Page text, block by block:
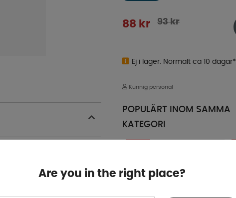
93kr
88 kr
Ej i lager. Normalt ca 10 dagar*
Kunnig personal
POPULÄRT INOM SAMMA
KATEGORI
Are you in the right place?